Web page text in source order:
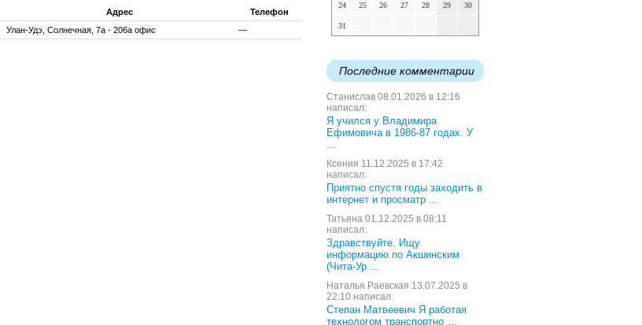
Адрес
Телефон
Улан-Удэ, Солнечная, 7а - 206а офис —
24 25 26 27 28 29 30
31
Последние комментарии
Станислав 08.01.2026 в 12:16
написал:
Я учился у Владимира
Ефимовича в 1986-87 годах. У
...
Ксения 11.12.2025 в 17:42
написал:
Приятно спустя годы заходить в
интернет и просматр ...
Татьяна 01.12.2025 в 08:11
написал:
Здравствуйте. Ищу
информацию по Акшинским
(Чита-Ур ...
Наталья Раевская 13.07.2025 в
22:10 написал:
Степан Матвеевич Я работая
технологом транспортно ...